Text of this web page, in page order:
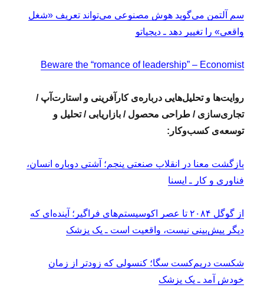
سم آلتمن می‌گوید هوش مصنوعی می‌تواند تعریف «شغل
واقعی» را تغییر دهد ـ دیجیاتو
Beware the “romance of leadership” – Economist
روایت‌ها و تحلیل‌هایی درباره‌ی کارآفرینی و استارت‌آپ /
تجاری‌سازی / طراحی محصول / بازاریابی / تحلیل و
توسعه‌ی کسب‌وکار:
بازگشت معنا در انقلاب صنعتی پنجم؛ آشتی دوباره انسان،
فناوری و کار ـ ایسنا
از گوگل ۲۰۸۴ تا عصر اکوسیستم‌های فراگیر؛ آینده‌ای که
دیگر پیش‌بینی نیست، واقعیت است ـ یک پزشک
شکست دریم‌کست سگا؛ کنسولی که زودتر از زمان
خودش آمد ـ یک پزشک